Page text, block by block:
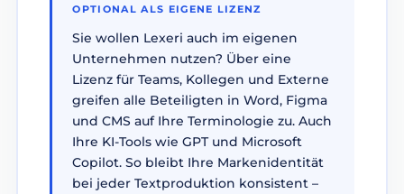
OPTIONAL ALS EIGENE LIZENZ
Sie wollen Lexeri auch im eigenen
Unternehmen nutzen? Über eine
Lizenz für Teams, Kollegen und Externe
greifen alle Beteiligten in Word, Figma
und CMS auf Ihre Terminologie zu. Auch
Ihre KI-Tools wie GPT und Microsoft
Copilot. So bleibt Ihre Markenidentität
bei jeder Textproduktion konsistent –